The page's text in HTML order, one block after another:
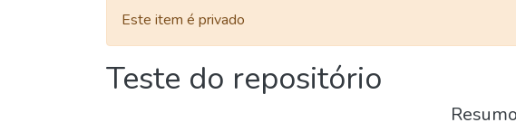
Este item é privado
Teste do repositório
Resumo